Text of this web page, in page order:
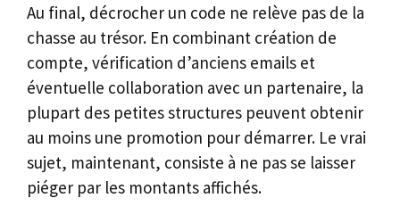
Au final, décrocher un code ne relève pas de la
chasse au trésor. En combinant création de
compte, vérification d’anciens emails et
éventuelle collaboration avec un partenaire, la
plupart des petites structures peuvent obtenir
au moins une promotion pour démarrer. Le vrai
sujet, maintenant, consiste à ne pas se laisser
piéger par les montants affichés.